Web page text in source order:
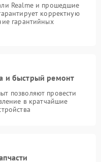
Realme и прошедшие
корректную
гарантийных
и быстрый ремонт
позволяют провести
в кратчайшие